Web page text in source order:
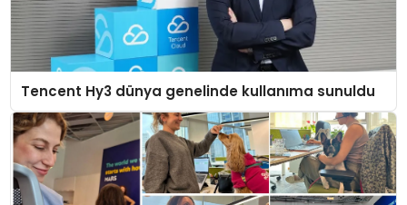
Tencent Hy3 dünya genelinde kullanıma sunuldu